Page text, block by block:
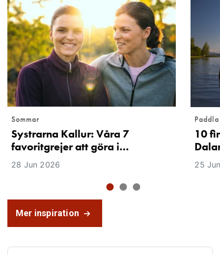
Sommar
Systrarna Kallur: Våra 7
favoritgrejer att göra i…
28 Jun 2026
Paddla
10
25
Mer inspiration